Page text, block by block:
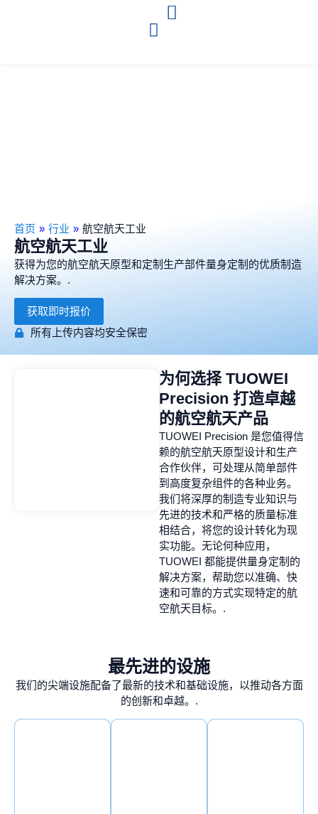
首页 » 行业 » 航空航天工业
航空航天工业
获得为您的航空航天原型和定制生产部件量身定制的优质制造
解决方案。.
获取即时报价
所有上传内容均安全保密
为何选择 TUOWEI
Precision 打造卓越
的航空航天产品
TUOWEI Precision 是您值得信
赖的航空航天原型设计和生产
合作伙伴，可处理从简单部件
到高度复杂组件的各种业务。
我们将深厚的制造专业知识与
先进的技术和严格的质量标准
相结合，将您的设计转化为现
实功能。无论何种应用，
TUOWEI 都能提供量身定制的
解决方案，帮助您以准确、快
速和可靠的方式实现特定的航
空航天目标。.
最先进的设施
我们的尖端设施配备了最新的技术和基础设施，以推动各方面
的创新和卓越。.